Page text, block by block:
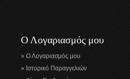
Ο Λογαριασμός μου
Ο Λογαριασμός μου
Ιστορικό Παραγγελιών